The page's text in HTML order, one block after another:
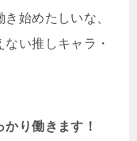
始めたしいな、
ない推しキャラ・
り働きます！